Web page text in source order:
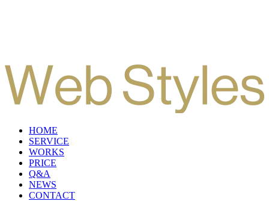
HOME
SERVICE
WORKS
PRICE
Q&A
NEWS
CONTACT